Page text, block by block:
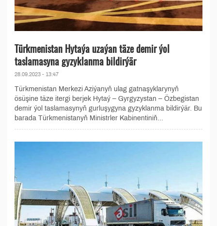
Türkmenistan Hytaýa uzaýan täze demir ýol
taslamasyna gyzyklanma bildirýär
28.09.2023 - 13:47
Türkmenistan Merkezi Aziýanyň ulag gatnaşyklarynyň
ösüşine täze itergi berjek Hytaý – Gyrgyzystan – Özbegistan
demir ýol taslamasynyň gurluşygyna gyzyklanma bildirýär. Bu
barada Türkmenistanyň Ministrler Kabinentiniň...